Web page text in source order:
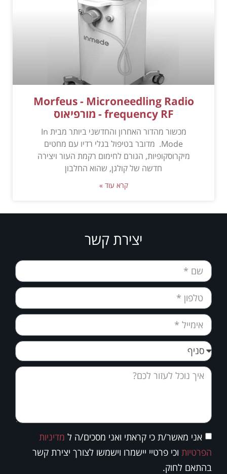
Morfeus - Microneedling Radio
frequency RF - מורפיאוס
מכשור מהדור האחרון והחדשני ביותר מבית In
Mode. מדובר בטיפול בגלי רדיו עם מחטים
מיקרוסקופיות, הגורם לחימום רקמת העור ויצירה
חדשה של קולגן, שהוא החלבון
קרא עוד »
יצירת קשר
אני מאשר/ת כי קראתי ואני מסכים/ה ל מדיניות
הפרטיות וכי פרטיי יישמרו וישמשו לצורך יצירת קשר
בהתאם לחוק.